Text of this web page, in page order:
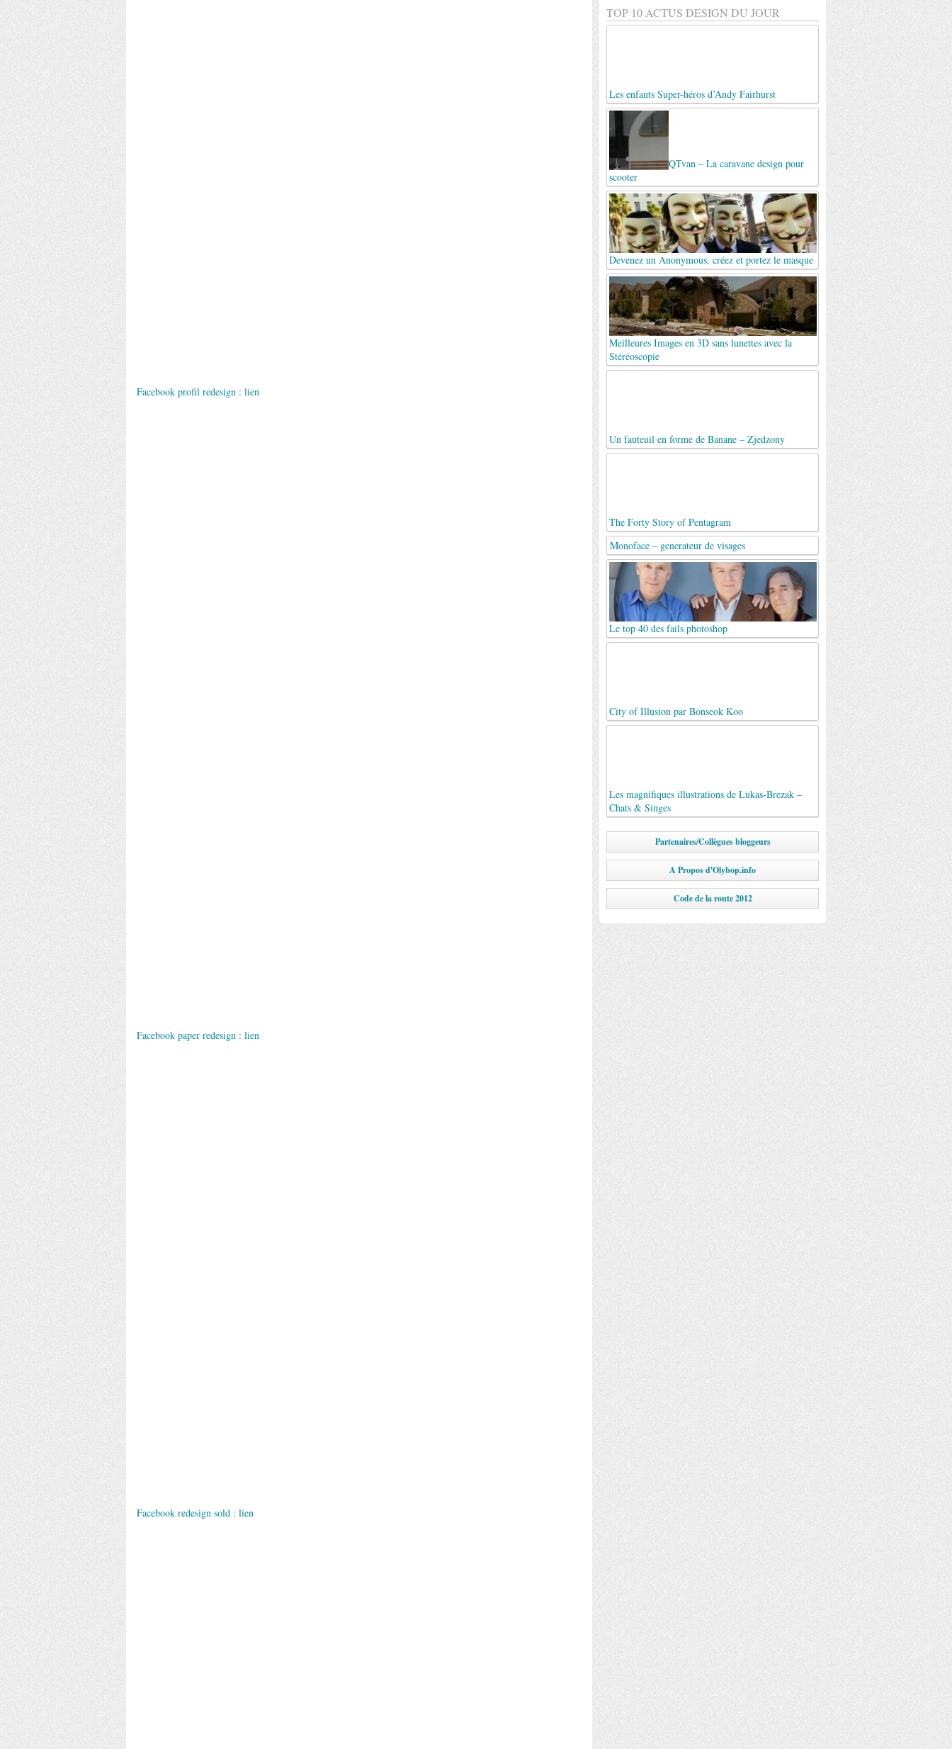
Facebook profil redesign : lien
Facebook paper redesign : lien
Facebook redesign sold : lien
TOP 10 ACTUS DESIGN DU JOUR
Les enfants Super-héros d’Andy Fairhurst
QTvan – La caravane design pour
scooter
Devenez un Anonymous, créez et portez le masque
Meilleures Images en 3D sans lunettes avec la
Stéréoscopie
Un fauteuil en forme de Banane – Zjedzony
The Forty Story of Pentagram
Monoface – generateur de visages
Le top 40 des fails photoshop
City of Illusion par Bonseok Koo
Les magnifiques illustrations de Lukas-Brezak –
Chats & Singes
Partenaires/Collègues bloggeurs
A Propos d'Olybop.info
Code de la route 2012